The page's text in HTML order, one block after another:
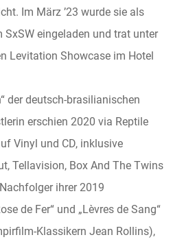
Im März ’23 wurde sie als
eingeladen und trat unter
Levitation Showcase im Hotel
der deutsch-brasilianischen
erschien 2020 via Reptile
Vinyl und CD, inklusive
Tellavision, Box And The Twins
ihrer 2019
de Fer“ und „Lèvres de Sang“
Klassikern Jean Rollins),